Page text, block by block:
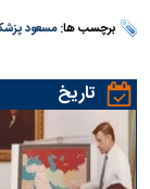
برچسب ها:مسعود
تاریخ